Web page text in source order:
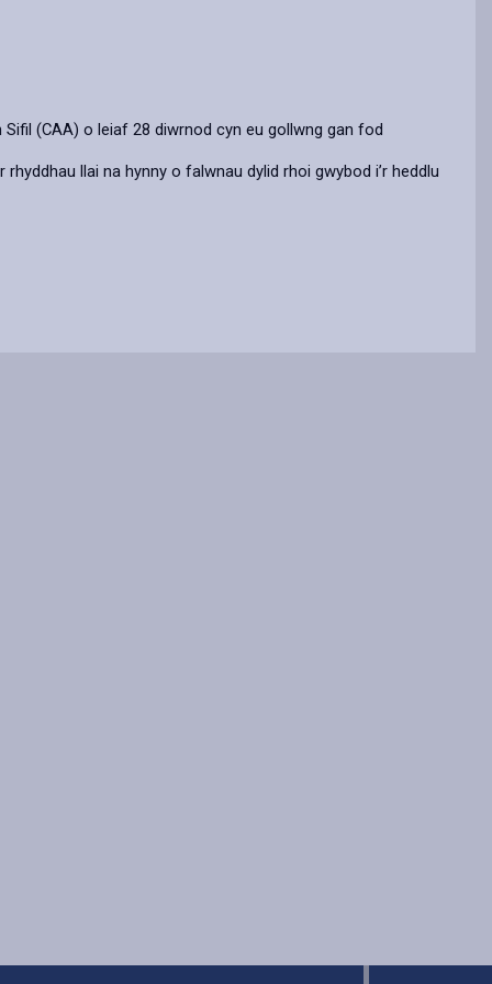
(CAA) o leiaf 28 diwrnod cyn eu gollwng gan fod
rhyddhau llai na hynny o falwnau dylid rhoi gwybod i’r heddlu